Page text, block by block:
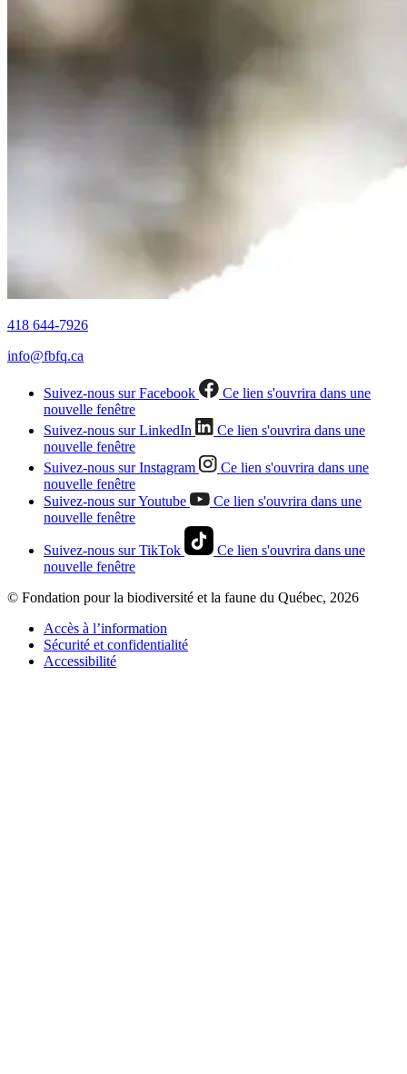
418 644-7926
info@fbfq.ca
Suivez-nous sur Facebook
Ce lien s'ouvrira dans une
nouvelle fenêtre
Suivez-nous sur LinkedIn
Ce lien s'ouvrira dans une
nouvelle fenêtre
Suivez-nous sur Instagram
Ce lien s'ouvrira dans une
nouvelle fenêtre
Suivez-nous sur Youtube
Ce lien s'ouvrira dans une
nouvelle fenêtre
Suivez-nous sur TikTok
Ce lien s'ouvrira dans une
nouvelle fenêtre
© Fondation pour la biodiversité et la faune du Québec, 2026
Accès à l’information
Sécurité et confidentialité
Accessibilité